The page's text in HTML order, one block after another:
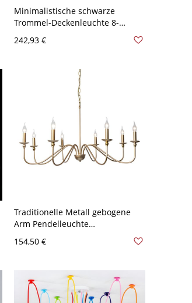
Minimalistische schwarze
Trommel-Deckenleuchte 8-
flammig rechteckig geschnittene
Kristall-Deckenlampe für
242,93 €
Traditionelle Metall gebogene
Arm Pendelleuchte
Beleuchtung für Esstisch - 110V-
154,50 €